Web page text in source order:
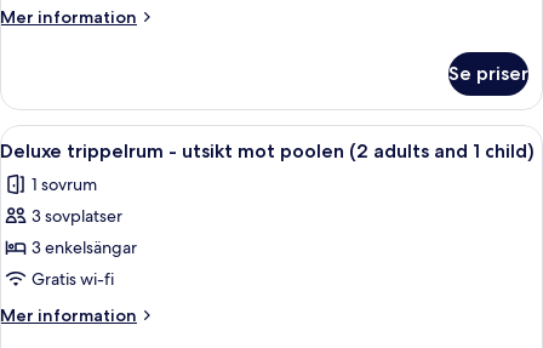
-
utsikt
poolen
(3
adults)
Mer information
Mer
trippelrum
utsikt
poolen
(3
Se priser
Öppna
alla
foton
för
Deluxe
trippelrum
-
utsikt
Värdeförvaringsskåp på rummet,
4
Deluxe trippelrum - utsikt mot poolen (2 adults and 1 child)
1 sovrum
3 sovplatser
3 enkelsängar
Gratis wi-fi
Mer information
Mer